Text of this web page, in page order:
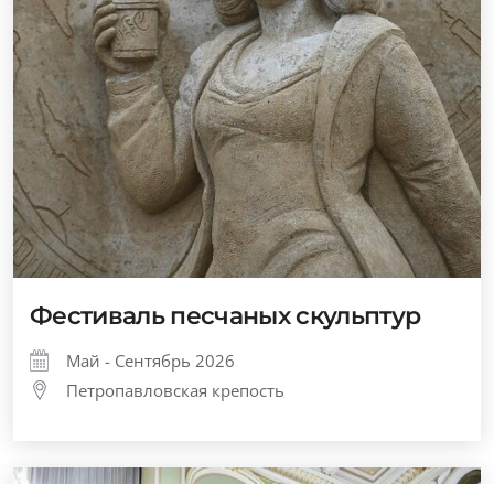
Фестиваль песчаных скульптур
Май - Сентябрь 2026
Петропавловская крепость